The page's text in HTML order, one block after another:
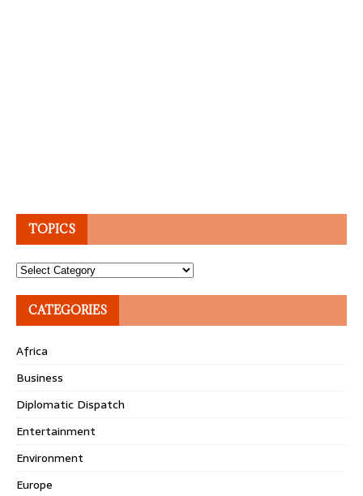
TOPICS
Topics
CATEGORIES
Africa
Business
Diplomatic Dispatch
Entertainment
Environment
Europe